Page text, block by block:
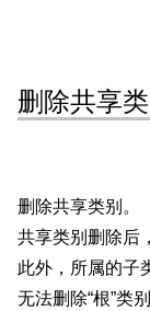
删除共享类
删除共享类别。
共享类别删除后
此外，所属的子
无法删除“根”类别